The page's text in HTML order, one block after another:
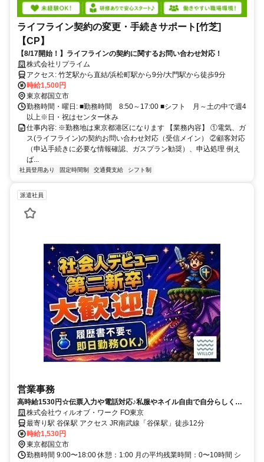
ライフライン契約の変更・手続きサポート[竹芝]
【CP】
【8/17開始！】ライフラインの契約に関するお問い合わせ対応！
株式会社リプライム
アクセス: 竹芝駅から直結/浜松町駅から9分/大門駅から徒歩9分
時給1,500円
東京都国立市
勤務時間・曜日: ■勤務時間 8:50～17:00 ■シフト 月～土の中で週4
以上※日・祝はセンター休み
仕事内容: ※勤務地は東京都港区になります 【業務内容】 ①電気、ガ
ス(ライフライン)の契約お問い合わせ対応（受信メイン） ②顧客対応
（申込手続きに必要な情報確認、ガスプラン勧奨）、申込処理 例え
ば...
社員登用あり 固定時間制 交通費支給 シフト制
派遣社員
営業事務
高時給1530円☆伝票入力や電話対応♪私服やネイル自由で自分らしく働
ける！充実サポートで安心の営業事務◎
株式会社ウィルオブ・ワーク FO東京
最寄り駅 谷保駅 アクセス JR南武線「谷保駅」徒歩12分
時給1,530円
東京都国立市
勤務時間 9:00〜18:00 休憩：1:00 月の平均残業時間：0〜10時間 シ